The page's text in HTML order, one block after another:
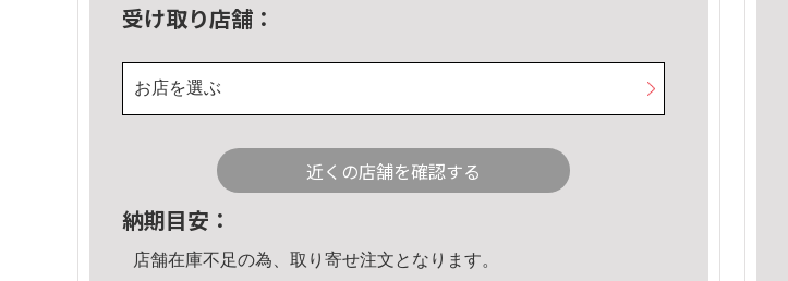
受け取り店舗：
お店を選ぶ
近くの店舗を確認する
納期目安：
店舗在庫不足の為、取り寄せ注文となります。